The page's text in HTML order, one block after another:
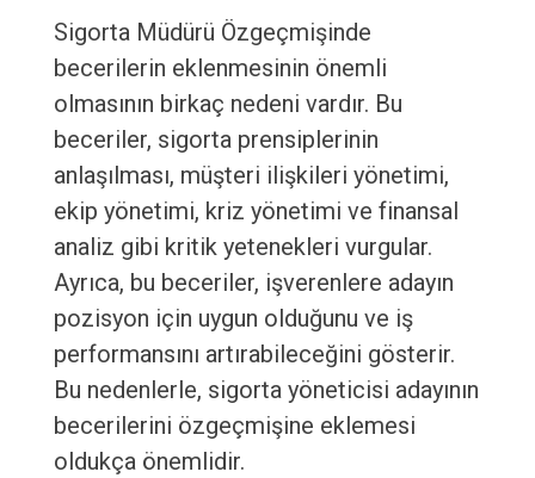
Sigorta Müdürü Özgeçmişinde
becerilerin eklenmesinin önemli
olmasının birkaç nedeni vardır. Bu
beceriler, sigorta prensiplerinin
anlaşılması, müşteri ilişkileri yönetimi,
ekip yönetimi, kriz yönetimi ve finansal
analiz gibi kritik yetenekleri vurgular.
Ayrıca, bu beceriler, işverenlere adayın
pozisyon için uygun olduğunu ve iş
performansını artırabileceğini gösterir.
Bu nedenlerle, sigorta yöneticisi adayının
becerilerini özgeçmişine eklemesi
oldukça önemlidir.